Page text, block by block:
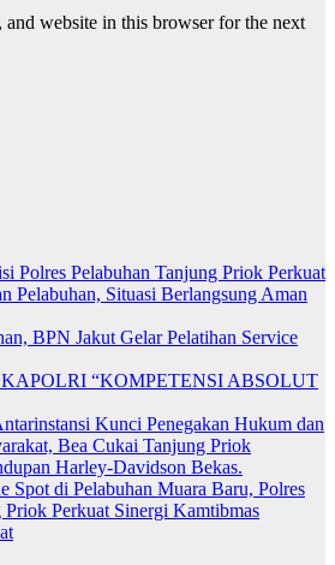
and website in this browser for the next
Polres Pelabuhan Tanjung Priok Perkuat
Pelabuhan, Situasi Berlangsung Aman
BPN Jakut Gelar Pelatihan Service
“KOMPETENSI ABSOLUT
Kunci Penegakan Hukum dan
Bea Cukai Tanjung Priok
Harley-Davidson Bekas.
Spot di Pelabuhan Muara Baru, Polres
Priok Perkuat Sinergi Kamtibmas